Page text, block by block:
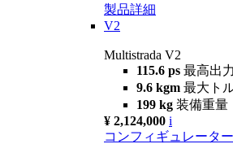
製品詳細
V2
Multistrada V2
115.6 ps 最高出力
9.6 kgm 最大ト
199 kg 装備重量
¥ 2,124,000 i
コンフィギュレーター